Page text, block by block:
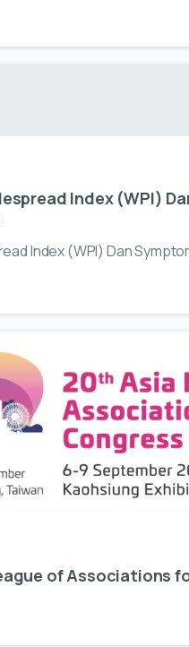
Index (WPI)
Index (WPI) Dan
of Associations